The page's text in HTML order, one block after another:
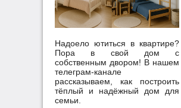
Надоело ютиться в квартире?
Пора в свой дом с
собственным двором! В нашем
телеграм-канале
рассказываем, как построить
тёплый и надёжный дом для
семьи.